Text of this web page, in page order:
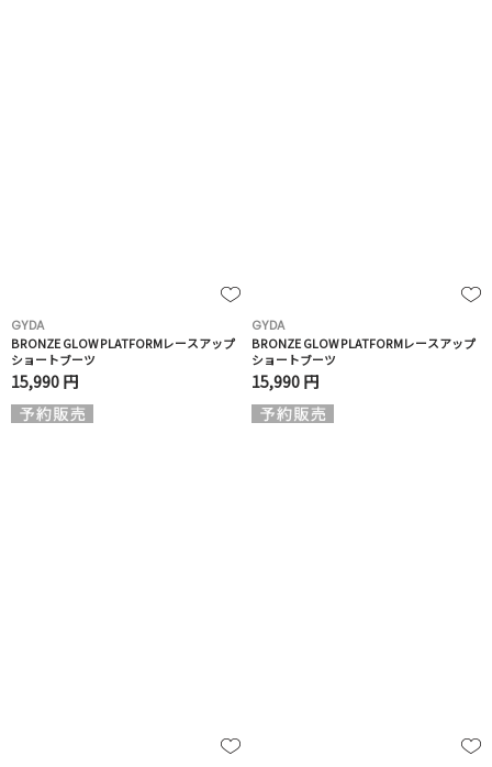
GYDA
BRONZE GLOW PLATFORMレースアップ
ショートブーツ
15,990 円
GYDA
BRONZE GLOW PLATFORMレースアップ
ショートブーツ
15,990 円